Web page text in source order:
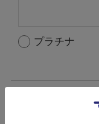
プラチナ
選択中の中石